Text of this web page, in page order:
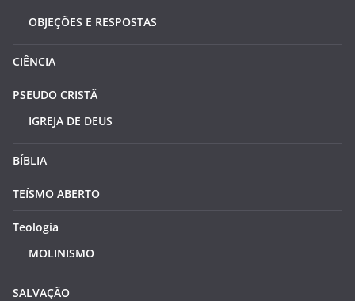
OBJEÇÕES E RESPOSTAS
CIÊNCIA
PSEUDO CRISTÃ
IGREJA DE DEUS
BÍBLIA
TEÍSMO ABERTO
Teologia
MOLINISMO
SALVAÇÃO